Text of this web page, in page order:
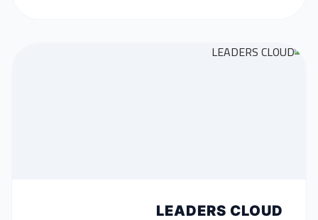
LEADERS CLOUD